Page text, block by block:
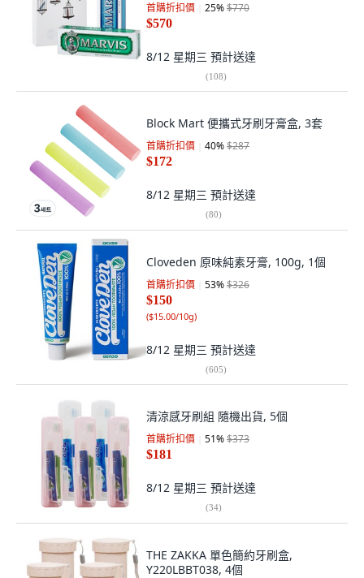
首購折扣價 25%$770
$570
8/12 星期三 預計送達
(108)
Block Mart 便攜式牙刷牙膏盒, 3套
首購折扣價 40%$287
$172
8/12 星期三 預計送達
(80)
Cloveden 原味純素牙膏, 100g, 1個
首購折扣價 53%$326
$150
($15.00/10g)
8/12 星期三 預計送達
(605)
清涼感牙刷組 隨機出貨, 5個
首購折扣價 51%$373
$181
8/12 星期三 預計送達
(34)
THE ZAKKA 單色簡約牙刷盒,
Y220LBBT038, 4個